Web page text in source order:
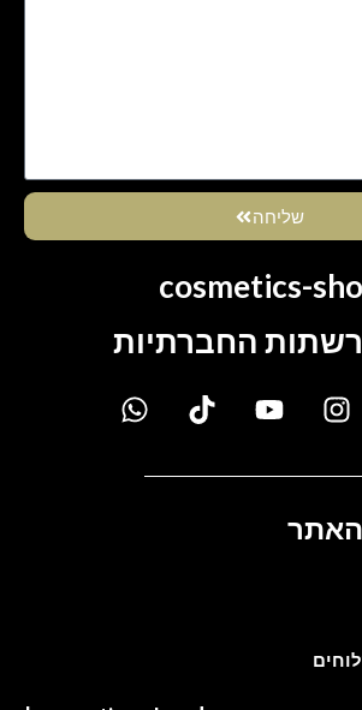
שליחה
cosmetics-
החברתיות
האתר